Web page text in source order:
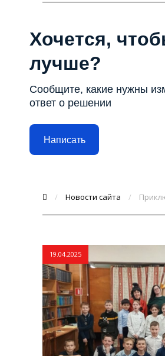
Хочется,
лучше?
Сообщите, какие нужны
ответ о решении
Написать
/ Новости сайта /
19.04.2025